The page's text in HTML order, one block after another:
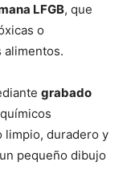
LFGB, que
o
alimentos.
grabado
limpio, duradero y
pequeño dibujo